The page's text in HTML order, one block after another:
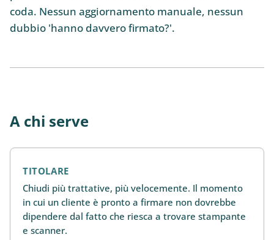
coda. Nessun aggiornamento manuale, nessun
dubbio 'hanno davvero firmato?'.
A chi serve
TITOLARE
Chiudi più trattative, più velocemente. Il momento
in cui un cliente è pronto a firmare non dovrebbe
dipendere dal fatto che riesca a trovare stampante
e scanner.